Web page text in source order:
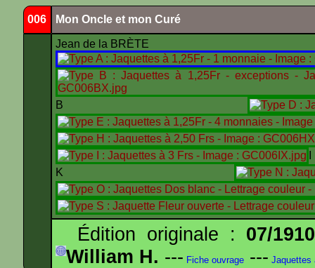
006 Mon Oncle et mon Curé
Jean de la BRÈTE
B
K
Édition originale : 07/1910
William H. --- Fiche ouvrage --- Jaquettes